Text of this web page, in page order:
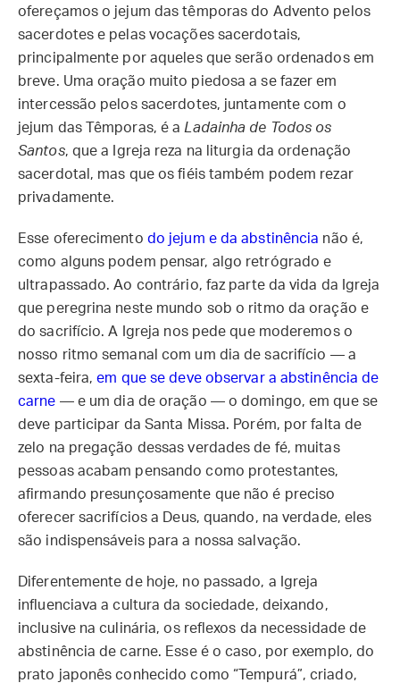
ofereçamos o jejum das têmporas do Advento pelos
sacerdotes e pelas vocações sacerdotais,
principalmente por aqueles que serão ordenados em
breve. Uma oração muito piedosa a se fazer em
intercessão pelos sacerdotes, juntamente com o
jejum das Têmporas, é a Ladainha de Todos os
Santos, que a Igreja reza na liturgia da ordenação
sacerdotal, mas que os fiéis também podem rezar
privadamente.
Esse oferecimento do jejum e da abstinência não é,
como alguns podem pensar, algo retrógrado e
ultrapassado. Ao contrário, faz parte da vida da Igreja
que peregrina neste mundo sob o ritmo da oração e
do sacrifício. A Igreja nos pede que moderemos o
nosso ritmo semanal com um dia de sacrifício — a
sexta-feira,em que se deve observar a abstinência de
carne — e um dia de oração — o domingo, em que se
deve participar da Santa Missa. Porém, por falta de
zelo na pregação dessas verdades de fé, muitas
pessoas acabam pensando como protestantes,
afirmando presunçosamente que não é preciso
oferecer sacrifícios a Deus, quando, na verdade, eles
são indispensáveis para a nossa salvação.
Diferentemente de hoje, no passado, a Igreja
influenciava a cultura da sociedade, deixando,
inclusive na culinária, os reflexos da necessidade de
abstinência de carne. Esse é o caso, por exemplo, do
prato japonês conhecido como “Tempurá”, criado,